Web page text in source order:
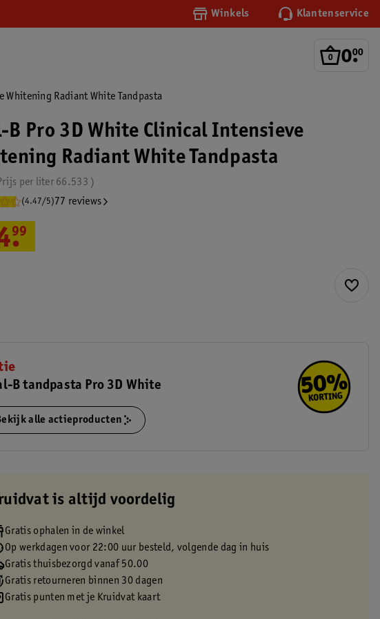
Winkels Klantenservice
0.
00
Whitening Radiant White Tandpasta
B Pro 3D White Clinical Intensieve
Radiant White Tandpasta
66.533
per liter
(4.47/5) 77 reviews
.
99
B tandpasta Pro 3D White
alle actieproducten
is altijd voordelig
Gratis ophalen in de winkel
Op werkdagen voor 22:00 uur besteld, volgende dag in huis
Gratis thuisbezorgd vanaf 50.00
Gratis retourneren binnen 30 dagen
Gratis punten met je Kruidvat kaart